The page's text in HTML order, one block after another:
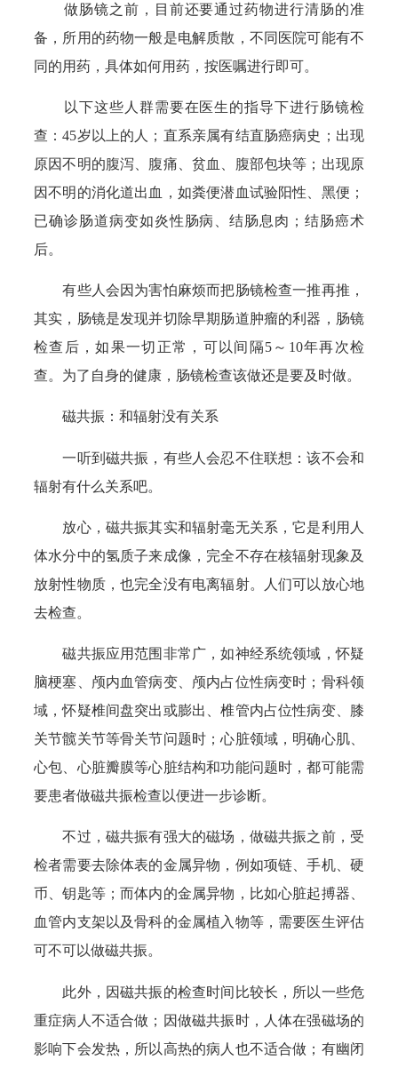
做肠镜之前，目前还要通过药物进行清肠的准
备，所用的药物一般是电解质散，不同医院可能有不
同的用药，具体如何用药，按医嘱进行即可。
以下这些人群需要在医生的指导下进行肠镜检
查：45岁以上的人；直系亲属有结直肠癌病史；出现
原因不明的腹泻、腹痛、贫血、腹部包块等；出现原
因不明的消化道出血，如粪便潜血试验阳性、黑便；
已确诊肠道病变如炎性肠病、结肠息肉；结肠癌术
后。
有些人会因为害怕麻烦而把肠镜检查一推再推，
其实，肠镜是发现并切除早期肠道肿瘤的利器，肠镜
检查后，如果一切正常，可以间隔5～10年再次检
查。为了自身的健康，肠镜检查该做还是要及时做。
磁共振：和辐射没有关系
一听到磁共振，有些人会忍不住联想：该不会和
辐射有什么关系吧。
放心，磁共振其实和辐射毫无关系，它是利用人
体水分中的氢质子来成像，完全不存在核辐射现象及
放射性物质，也完全没有电离辐射。人们可以放心地
去检查。
磁共振应用范围非常广，如神经系统领域，怀疑
脑梗塞、颅内血管病变、颅内占位性病变时；骨科领
域，怀疑椎间盘突出或膨出、椎管内占位性病变、膝
关节髋关节等骨关节问题时；心脏领域，明确心肌、
心包、心脏瓣膜等心脏结构和功能问题时，都可能需
要患者做磁共振检查以便进一步诊断。
不过，磁共振有强大的磁场，做磁共振之前，受
检者需要去除体表的金属异物，例如项链、手机、硬
币、钥匙等；而体内的金属异物，比如心脏起搏器、
血管内支架以及骨科的金属植入物等，需要医生评估
可不可以做磁共振。
此外，因磁共振的检查时间比较长，所以一些危
重症病人不适合做；因做磁共振时，人体在强磁场的
影响下会发热，所以高热的病人也不适合做；有幽闭